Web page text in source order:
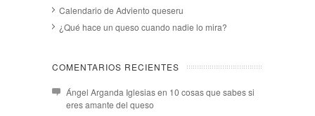
Calendario de Adviento queseru
¿Qué hace un queso cuando nadie lo mira?
COMENTARIOS RECIENTES
Ángel Arganda Iglesiasen 10 cosas que sabes si
eres amante del queso